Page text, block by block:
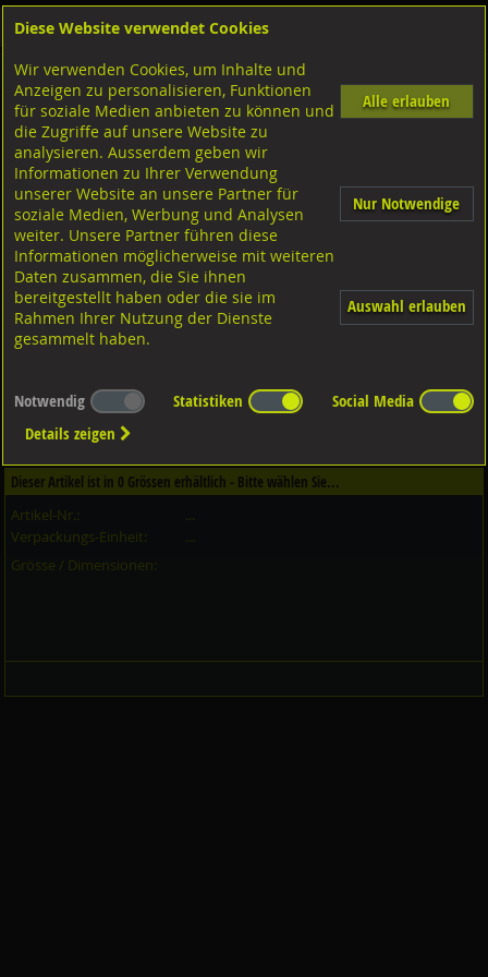
Shop Schraubtechnik für den Akustik- und Trockenbau
FISCHER Nageldübel mit Senkkopf PZ
Dieser Artikel ist in 2Qualitäten erhältlich - Bitte wählen Sie...
Qualität / Oberfläche
Dieser Artikel ist in 0 Grössen erhältlich - Bitte wählen Sie...
Artikel-Nr.:
...
Verpackungs-Einheit:
...
Grösse / Dimensionen:
Diese Website verwendet Cookies
Wir verwenden Cookies, um Inhalte und
Anzeigen zu personalisieren, Funktionen
für soziale Medien anbieten zu können und
die Zugriffe auf unsere Website zu
analysieren. Ausserdem geben wir
Informationen zu Ihrer Verwendung
unserer Website an unsere Partner für
soziale Medien, Werbung und Analysen
weiter. Unsere Partner führen diese
Informationen möglicherweise mit weiteren
Daten zusammen, die Sie ihnen
bereitgestellt haben oder die sie im
Rahmen Ihrer Nutzung der Dienste
gesammelt haben.
Alle erlauben
Nur Notwendige
Auswahl erlauben
Notwendig Statistiken
Social Media
Details zeigen